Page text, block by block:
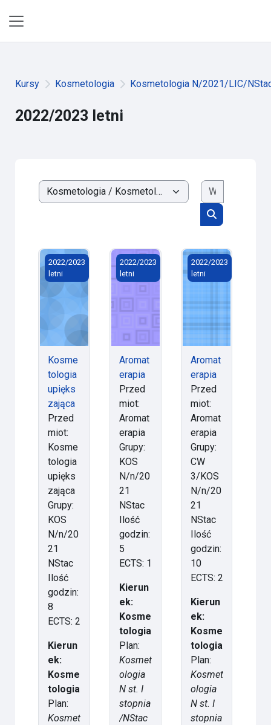
Kursy Kosmetologia Kosmetologia N/2021/LIC/
2022/2023 letni
Kategorie kursów
Wyszukaj
Kosmetologia upiększająca
2022/2023
letni
Kosme
tologia
upięks
zająca
Przed
miot:
Kosme
tologia
upięks
zająca
Grupy:
KOS
N/n/20
21
NStac
Ilość
godzin:
8
ECTS: 2
Kierun
ek:
Kosme
tologia
Plan:
Kosmet
Aromaterapia
2022/2023
letni
Aromat
erapia
Przed
miot:
Aromat
erapia
Grupy:
KOS
N/n/20
21
NStac
Ilość
godzin:
5
ECTS: 1
Kierun
ek:
Kosme
tologia
Plan:
Kosmet
ologia
N st. I
stopnia
/NStac
Aromaterapia
2022/2023
letni
Aromat
erapia
Przed
miot:
Aromat
erapia
Grupy:
CW
3/KOS
N/n/20
21
NStac
Ilość
godzin:
10
ECTS: 2
Kierun
ek:
Kosme
tologia
Plan:
Kosmet
ologia
N st. I
stopnia